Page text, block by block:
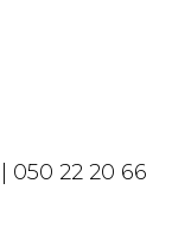
050 22 20 66